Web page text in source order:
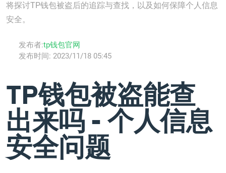
将探讨TP钱包被盗后的追踪与查找，以及如何保障个人信息
安全。
发布者:tp钱包官网
发布时间: 2023/11/18 05:45
TP钱包被盗能查
出来吗 - 个人信息
安全问题